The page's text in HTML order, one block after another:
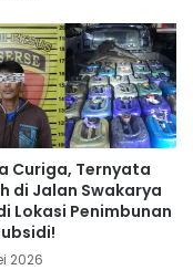
Curiga, Ternyata
di Jalan Swakarya
Lokasi Penimbunan
2026